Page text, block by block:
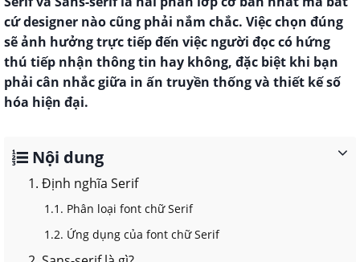
cứ designer nào cũng phải nắm chắc. Việc chọn đúng
sẽ ảnh hưởng trực tiếp đến việc người đọc có hứng
thú tiếp nhận thông tin hay không, đặc biệt khi bạn
phải cân nhắc giữa in ấn truyền thống và thiết kế số
hóa hiện đại.
Nội dung
1. Định nghĩa Serif
1.1. Phân loại font chữ Serif
1.2. Ứng dụng của font chữ Serif